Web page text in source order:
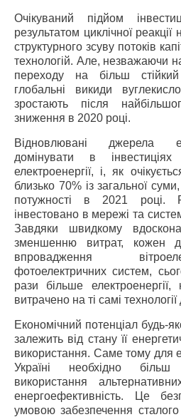
Очікуваний підйом
результатом циклічної
структурного зсуву потоків
технологій. Але, незважаючи
переходу на більш
глобальні викиди
зростають після
зниження в 2020 році.
Відновлювані джерела
домінувати в
електроенергії, і, як
близько 70% із загальної
потужності в 2021 році.
інвестовано в мережі та
Завдяки швидкому
зменшенню витрат, кожен
впровадження
фотоелектричних систем,
рази більше
витрачено на ті самі
Економічний потенціал будь-
залежить від стану її
використання. Саме тому для
Україні необхідно
використання
енергоефективність. Це
умовою забезпечення сталого